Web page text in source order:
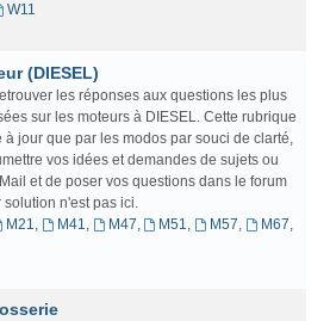
W11
(DIESEL)
les réponses aux questions les plus
sur les moteurs à DIESEL. Cette rubrique
à jour que par les modos par souci de clarté,
vos idées et demandes de sujets ou
et de poser vos questions dans le forum
n'est pas ici.
M21, M41, M47, M51, M57, M67,